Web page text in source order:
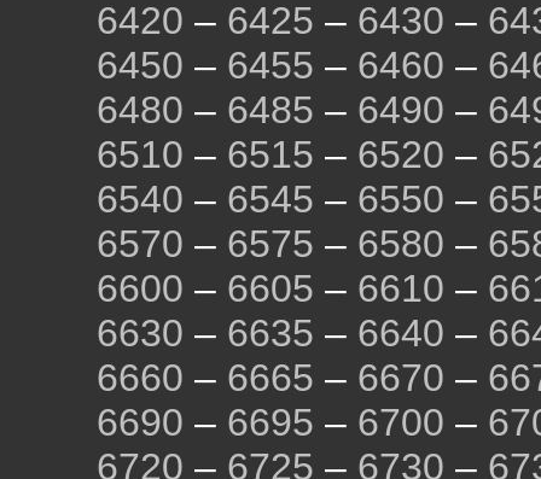
6420 – 6425 – 6430 –
6450 – 6455 – 6460 –
6480 – 6485 – 6490 –
6510 – 6515 – 6520 –
6540 – 6545 – 6550 –
6570 – 6575 – 6580 –
6600 – 6605 – 6610 –
6630 – 6635 – 6640 –
6660 – 6665 – 6670 –
6690 – 6695 – 6700 –
6720 – 6725 – 6730 –